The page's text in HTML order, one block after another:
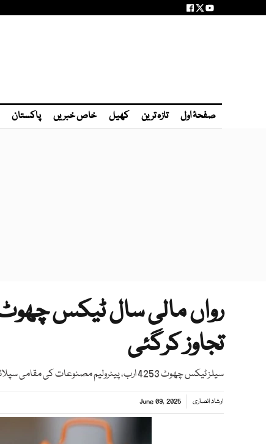
صفحۂ اول تازہ ترین کھیل خاص خبریں پاکستان
تجاوز کرگئی
سیلز ٹیکس چھوٹ 4253 ارب، پیٹرولیم مصنوعات کی مقامی سپلائی پر چھوٹ 1496 ارب سے تجاوز کرگئی
ارشاد انصاری June 09, 2025